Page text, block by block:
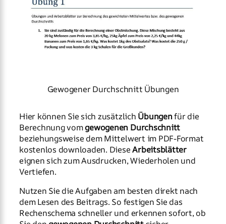
Gewogener Durchschnitt Übungen
Hier können Sie sich zusätzlich Übungenfür die
Berechnung vomgewogenen Durchschnitt
beziehungsweise dem Mittelwert im PDF-Format
kostenlos downloaden. DieseArbeitsblätter
eignen sich zum Ausdrucken, Wiederholen und
Vertiefen.
Nutzen Sie die Aufgaben am besten direkt nach
dem Lesen des Beitrags. So festigen Sie das
Rechenschema schneller und erkennen sofort, ob